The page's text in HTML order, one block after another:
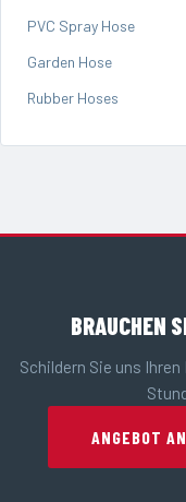
PVC Spray Hose
Garden Hose
Rubber Hoses
BRAUCHEN
Schildern Sie uns
ANGEBOT